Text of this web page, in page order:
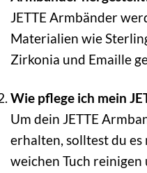
JETTE Armbänder
Materialien wie
Zirkonia und Emaille
Wie pflege ich mein
Um dein JETTE
erhalten, solltest du
weichen Tuch